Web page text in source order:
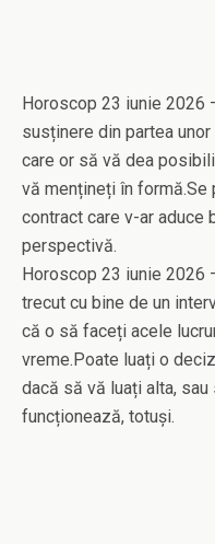
Horoscop 23 iunie 2026
susținere din partea
care or să vă dea
vă mențineți în formă.Se
contract care v-ar aduce
perspectivă.
Horoscop 23 iunie 2026
trecut cu bine de un
că o să faceți acele
vreme.Poate luați o
dacă să vă luați alta,
funcționează, totuși.